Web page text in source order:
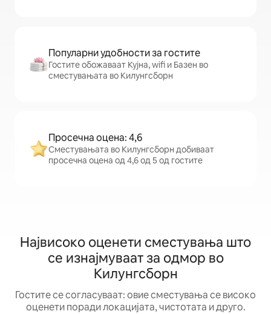
Популарни удобности за гостите
Гостите обожаваат Кујна, wifi и Базен во
сместувањата во Килунгсборн
Просечна оцена: 4,6
Сместувањата во Килунгсборн добиваат
просечна оцена од 4,6 од 5 од гостите
Највисоко оценети сместувања што
се изнајмуваат за одмор во
Килунгсборн
Гостите се согласуваат: овие сместувања се високо
оценети поради локацијата, чистотата и друго.